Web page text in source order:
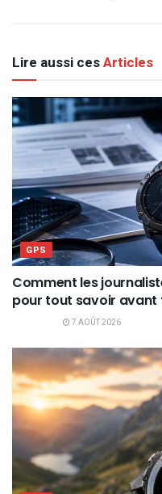
Lire aussi cesArticles
GPS
Comment les
pour tout savoir avant
7 AOÛT 2026